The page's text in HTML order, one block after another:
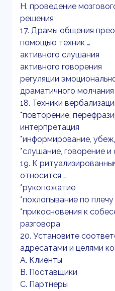
H. проведение
решения
17. Драмы общения
помощью техник …
активного слушания
активного говорения
регуляции
драматичного молчания
18. Техники
*повторение,
интерпретация
*информирование,
*слушание, говорение и
19. К
относится …
*рукопожатие
*похлопывание по плечу
*прикосновения к
разговора
20. Установите
адресатами и целями
A. Клиенты
B. Поставщики
C. Партнеры